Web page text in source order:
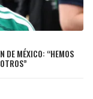
DE MÉXICO: “HEMOS